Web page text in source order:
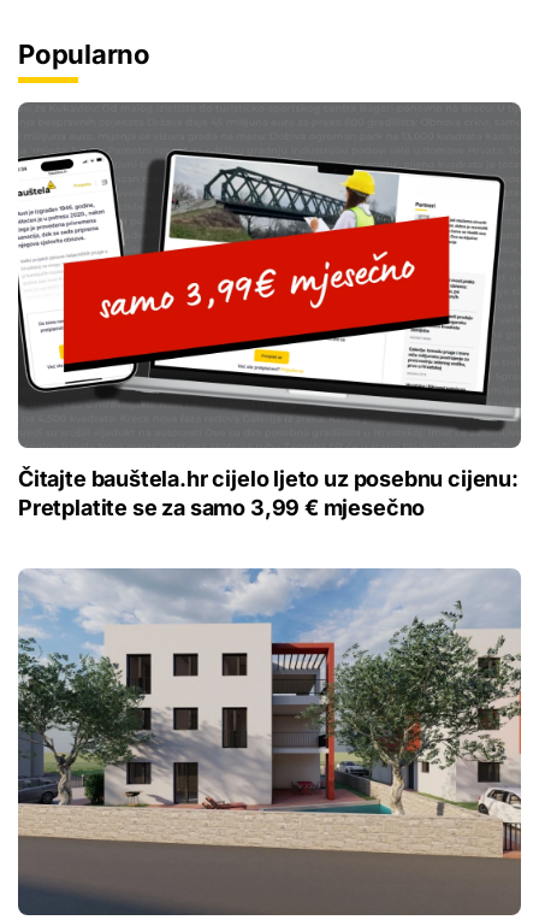
Popularno
Čitajte bauštela.hr cijelo ljeto uz posebnu cijenu:
Pretplatite se za samo 3,99 € mjesečno